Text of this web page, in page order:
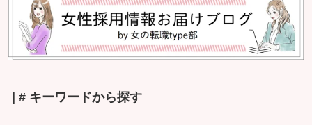
| # キーワードから探す